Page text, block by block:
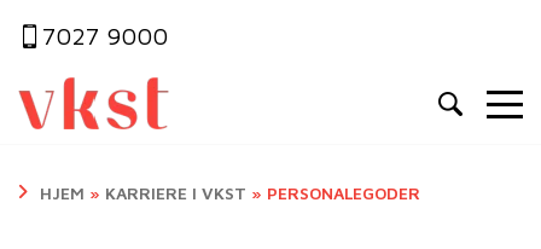
7027 9000
HJEM » KARRIERE I VKST » PERSONALEGODER